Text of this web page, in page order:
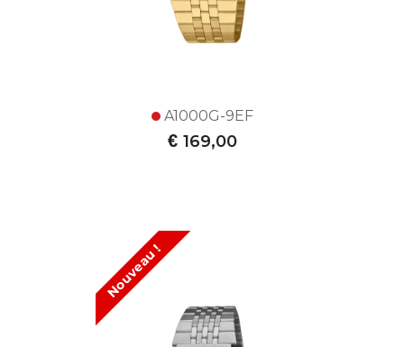
A1000G-9EF
€ 169,00
Nouveau !